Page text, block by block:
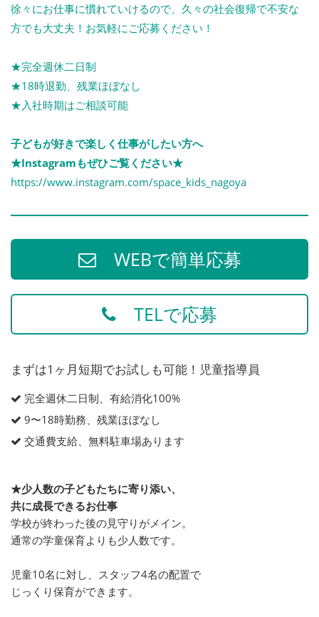
徐々にお仕事に慣れていけるので、久々の社会復帰で不安な
方でも大丈夫！お気軽にご応募ください！
★完全週休二日制
★18時退勤、残業ほぼなし
★入社時期はご相談可能
子どもが好きで楽しく仕事がしたい方へ
★Instagramもぜひご覧ください★
https://www.instagram.com/space_kids_nagoya
WEBで簡単応募
TELで応募
まずは1ヶ月短期でお試しも可能！児童指導員
完全週休二日制、有給消化100%
9〜18時勤務、残業ほぼなし
交通費支給、無料駐車場あります
★少人数の子どもたちに寄り添い、
共に成長できるお仕事
学校が終わった後の見守りがメイン。
通常の学童保育よりも少人数です。
児童10名に対し、スタッフ4名の配置で
じっくり保育ができます。